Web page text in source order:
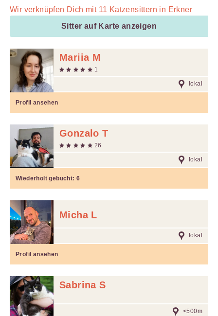
Wir verknüpfen Dich mit 11 Katzensittern in Erkner
Sitter auf Karte anzeigen
Mariia M
1
lokal
Profil ansehen
Gonzalo T
26
lokal
Wiederholt gebucht:6
Micha L
lokal
Profil ansehen
Sabrina S
<500m